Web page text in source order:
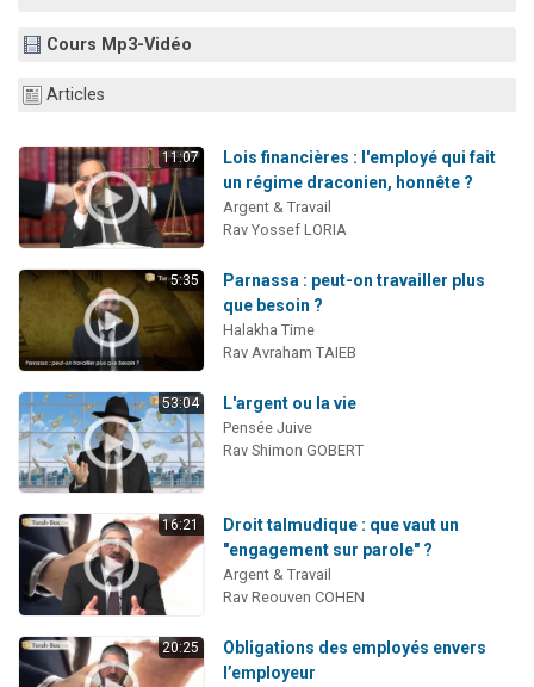
2 personnes viennent de nous rejoindre sur WhatsApp
Cours Mp3-Vidéo
Articles
11:07
Lois financières : l'employé qui fait
un régime draconien, honnête ?
Argent & Travail
Rav Yossef LORIA
5:35
Parnassa : peut-on travailler plus
que besoin ?
Halakha Time
Rav Avraham TAIEB
53:04 L'argent ou la vie
Pensée Juive
Rav Shimon GOBERT
16:21
Droit talmudique : que vaut un
"engagement sur parole" ?
Argent & Travail
Rav Reouven COHEN
20:25
Obligations des employés envers
l’employeur